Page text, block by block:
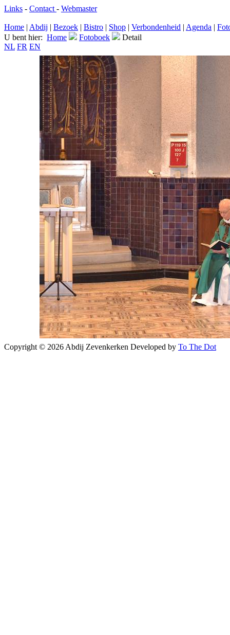
Links - Contact - Webmaster
Home | Abdij | Bezoek | Bistro | Shop | Verbondenheid | Agenda |
U bent hier: Home Fotoboek
Detail
NL FR EN
Copyright © 2026 Abdij Zevenkerken Developed by To The Dot